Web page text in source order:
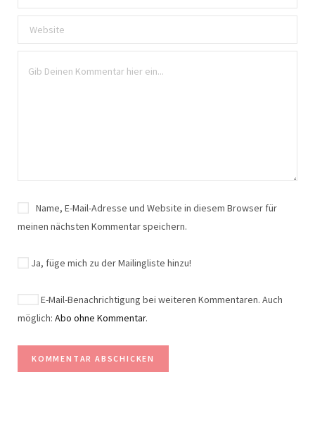
Name, E-Mail-Adresse und Website in diesem Browser für
meinen nächsten Kommentar speichern.
Ja, füge mich zu der Mailingliste hinzu!
E-Mail-Benachrichtigung bei weiteren Kommentaren. Auch
möglich: Abo ohne Kommentar.